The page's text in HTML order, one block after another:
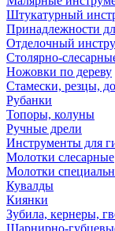
Штукатурный
Принадлежности
Отделочный
Столярно-
Ножовки по дереву
Стамески, резцы,
Рубанки
Топоры, колуны
Ручные дрели
Инструменты для
Молотки слесарные
Молотки
Кувалды
Киянки
Зубила, кернеры,
Шарнирно-